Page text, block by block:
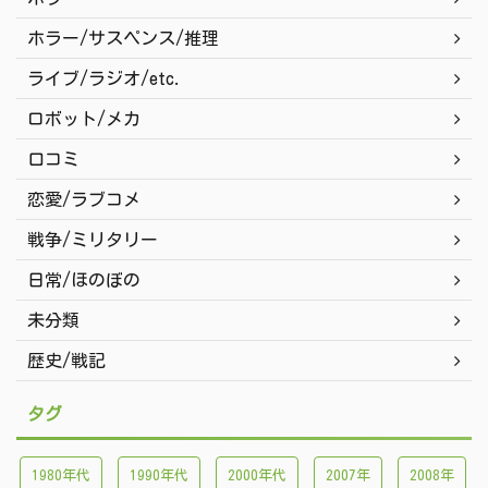
ホラー/サスペンス/推理
ライブ/ラジオ/etc.
ロボット/メカ
口コミ
恋愛/ラブコメ
戦争/ミリタリー
日常/ほのぼの
未分類
歴史/戦記
タグ
1980年代 1990年代 2000年代 2007年 2008年